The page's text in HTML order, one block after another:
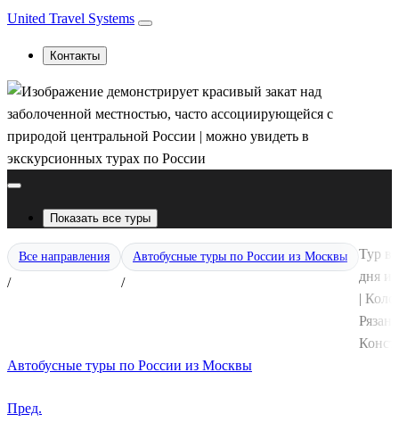
United Travel Systems
Контакты
Показать все туры
Все направления
/
Автобусные туры по России из Москвы
/
Тур
дня
|
Автобусные туры по России из Москвы
Пред.